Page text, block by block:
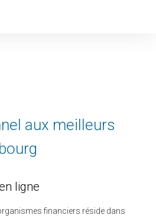
aux meilleurs
ligne
financiers réside dans